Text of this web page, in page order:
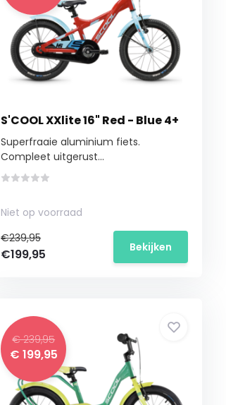
S'COOL XXlite 16" Red - Blue 4+
Superfraaie aluminium fiets.
Compleet uitgerust...
Niet op voorraad
€239,95
€199,95 Bekijken
€ 239,95
€ 199,95